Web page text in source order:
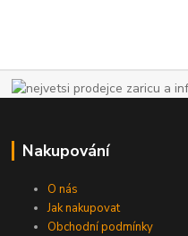
Nakupování
O nás
Jak nakupovat
Obchodní podmínky